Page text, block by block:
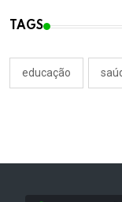
TAGS
educação